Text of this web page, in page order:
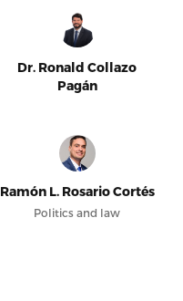
Dr. Ronald Collazo
Pagán
Ramón L. Rosario Cortés
Politics and law